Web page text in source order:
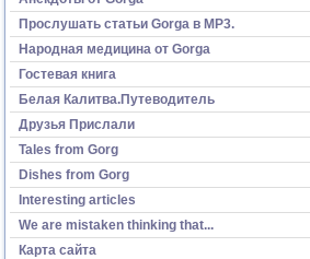
Прослушать статьи Gorga в МР3.
Народная медицина от Gorga
Гостевая книга
Белая Калитва.Путеводитель
Друзья Прислали
Tales from Gorg
Dishes from Gorg
Interesting articles
We are mistaken thinking that...
Карта сайта